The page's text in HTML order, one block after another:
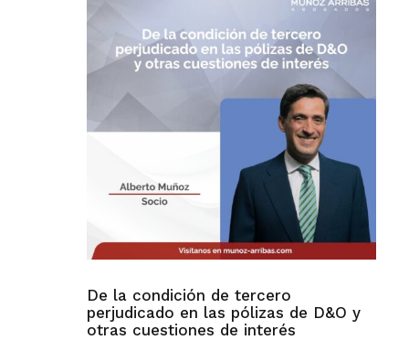
De la condición de tercero
perjudicado en las pólizas de D&O y
otras cuestiones de interés